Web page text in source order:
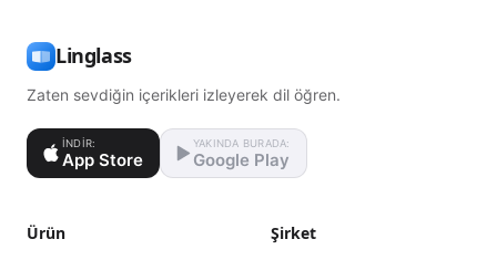
Linglass
Zaten sevdiğin içerikleri izleyerek dil öğren.
İNDIR:
App Store
YAKINDA BURADA:
Google Play
Ürün Şirket